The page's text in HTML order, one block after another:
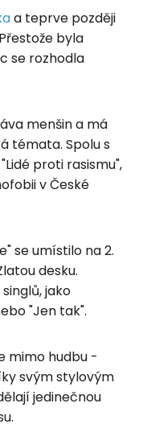
a teprve později
byla
se rozhodla
menšin a má
témata. Spolu s
proti rasismu",
v České
se umístilo na 2.
desku.
jako
"Jen tak".
mimo hudbu -
svým stylovým
jedinečnou